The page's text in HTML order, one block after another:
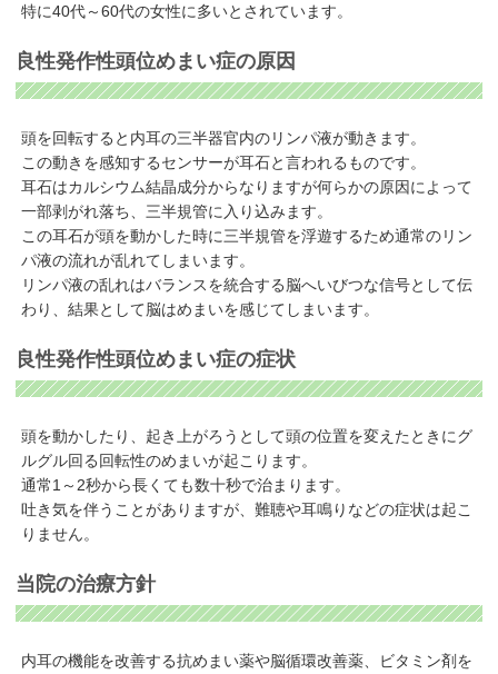
特に40代～60代の女性に多いとされています。
良性発作性頭位めまい症の原因
頭を回転すると内耳の三半器官内のリンパ液が動きます。
この動きを感知するセンサーが耳石と言われるものです。
耳石はカルシウム結晶成分からなりますが何らかの原因によって
一部剥がれ落ち、三半規管に入り込みます。
この耳石が頭を動かした時に三半規管を浮遊するため通常のリン
パ液の流れが乱れてしまいます。
リンパ液の乱れはバランスを統合する脳へいびつな信号として伝
わり、結果として脳はめまいを感じてしまいます。
良性発作性頭位めまい症の症状
頭を動かしたり、起き上がろうとして頭の位置を変えたときにグ
ルグル回る回転性のめまいが起こります。
通常1～2秒から長くても数十秒で治まります。
吐き気を伴うことがありますが、難聴や耳鳴りなどの症状は起こ
りません。
当院の治療方針
内耳の機能を改善する抗めまい薬や脳循環改善薬、ビタミン剤を